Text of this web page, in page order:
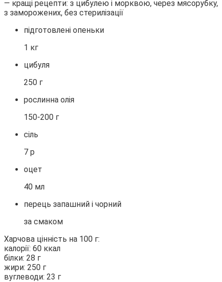
підготовлені опеньки
1 кг
цибуля
250 г
рослинна олія
150-200 г
сіль
7 р
оцет
40 мл
перець запашний і чорний
за смаком
Харчова цінність на 100 г:
калорії: 60 ккал
білки: 28 г
жири: 250 г
вуглеводи: 23 г